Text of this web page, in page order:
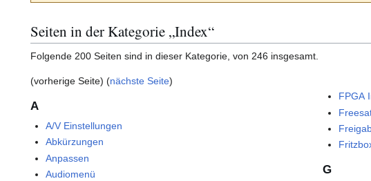
Seiten in der Kategorie „Index“
Folgende 200 Seiten sind in dieser Kategorie, von 246 insgesamt.
(vorherige Seite) (nächste Seite)
A
A/V Einstellungen
Abkürzungen
Anpassen
Audiomenü
FPGA
G